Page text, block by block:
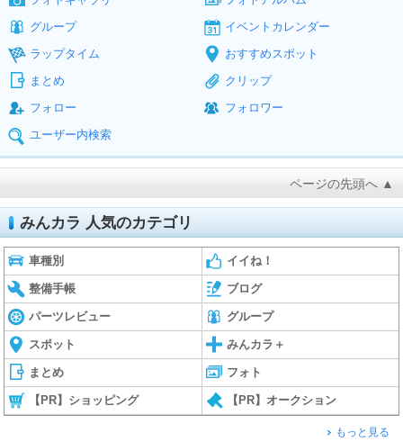
グループ
イベントカレンダー
ラップタイム
おすすめスポット
まとめ
クリップ
フォロー
フォロワー
ユーザー内検索
ページの先頭へ ▲
みんカラ 人気のカテゴリ
車種別 イイね！
整備手帳 ブログ
パーツレビュー グループ
スポット みんカラ＋
まとめ フォト
【PR】ショッピング 【PR】オークション
もっと見る